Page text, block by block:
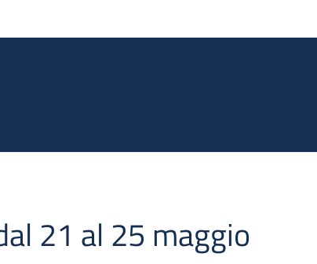
21 al 25 maggio